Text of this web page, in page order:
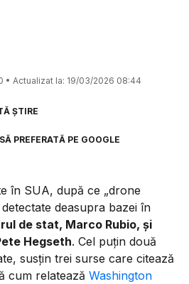
• Actualizat la: 19/03/2026 08:44
ȘTIRE
PREFERATĂ PE GOOGLE
în SUA, după ce „drone
deasupra bazei în
de stat, Marco Rubio, și
Hegseth. Cel puțin două
susțin trei surse care citează
cum relatează Washington